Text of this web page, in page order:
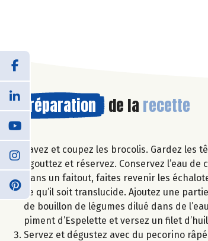
Préparation de la recette
Lavez et coupez les brocolis. Gardez les
Egouttez et réservez. Conservez l’eau de
Dans un faitout, faites revenir les
ce qu’il soit translucide. Ajoutez une
de bouillon de légumes dilué dans de
piment d’Espelette et versez un filet
Servez et dégustez avec du pecorino